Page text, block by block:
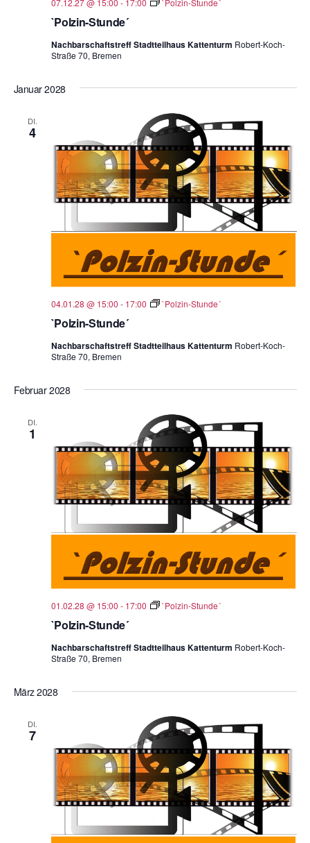
`Polzin-Stunde´
Nachbarschaftstreff Stadtteilhaus Kattenturm Robert-Koch-
Straße 70, Bremen
Januar 2028
DI.
4
`Polzin-Stunde´
04.01.28 @ 15:00 - 17:00 `Polzin-Stunde´
Nachbarschaftstreff Stadtteilhaus Kattenturm Robert-Koch-
Straße 70, Bremen
Februar 2028
DI.
1
`Polzin-Stunde´
01.02.28 @ 15:00 - 17:00 `Polzin-Stunde´
Nachbarschaftstreff Stadtteilhaus Kattenturm Robert-Koch-
Straße 70, Bremen
März 2028
DI.
7